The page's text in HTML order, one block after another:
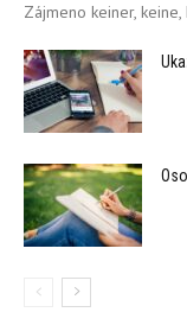
Zájmeno keiner,